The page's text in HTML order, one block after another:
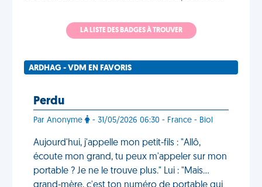
LA LISTE DES BADGES À TROUVER
ARDHAG - VDM EN FAVORIS
Perdu
Par Anonyme - 31/05/2026 06:30 - France - Biol
Aujourd'hui, j'appelle mon petit-fils : "Allô,
écoute mon grand, tu peux m'appeler sur mon
portable ? Je ne le trouve plus." Lui : "Mais…